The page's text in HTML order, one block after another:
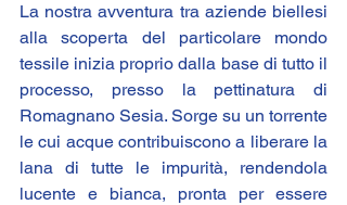
La nostra avventura tra aziende biellesi
alla scoperta del particolare mondo
tessile inizia proprio dalla base di tutto il
processo, presso la pettinatura di
Romagnano Sesia. Sorge su un torrente
le cui acque contribuiscono a liberare la
lana di tutte le impurità, rendendola
lucente e bianca, pronta per essere